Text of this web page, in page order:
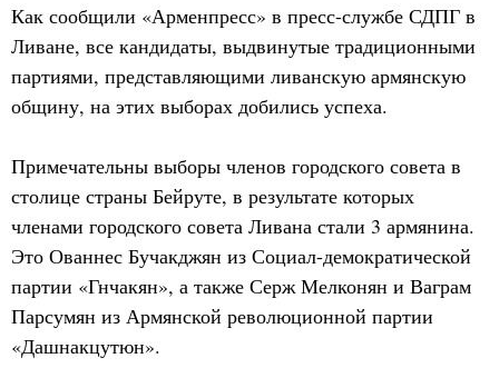
Как сообщили «Арменпресс» в пресс-службе СДПГ в
Ливане, все кандидаты, выдвинутые традиционными
партиями, представляющими ливанскую армянскую
общину, на этих выборах добились успеха.
Примечательны выборы членов городского совета в
столице страны Бейруте, в результате которых
членами городского совета Ливана стали 3 армянина.
Это Ованнес Бучакджян из Социал-демократической
партии «Гнчакян», а также Серж Мелконян и Ваграм
Парсумян из Армянской революционной партии
«Дашнакцутюн».